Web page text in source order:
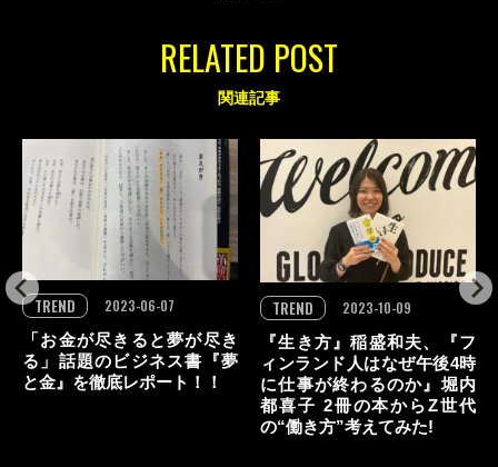
RELATED POST
関連記事
「お金が尽きると夢が尽き
る」話題のビジネス書『夢
と金』を徹底レポート！！
TREND
2023-06-07
『生き方』稲盛和夫、『フ
ィンランド人はなぜ午後4時
に仕事が終わるのか』堀内
都喜子 2冊の本からZ世代
の“働き方”考えてみた!
TREND 2023-10-09